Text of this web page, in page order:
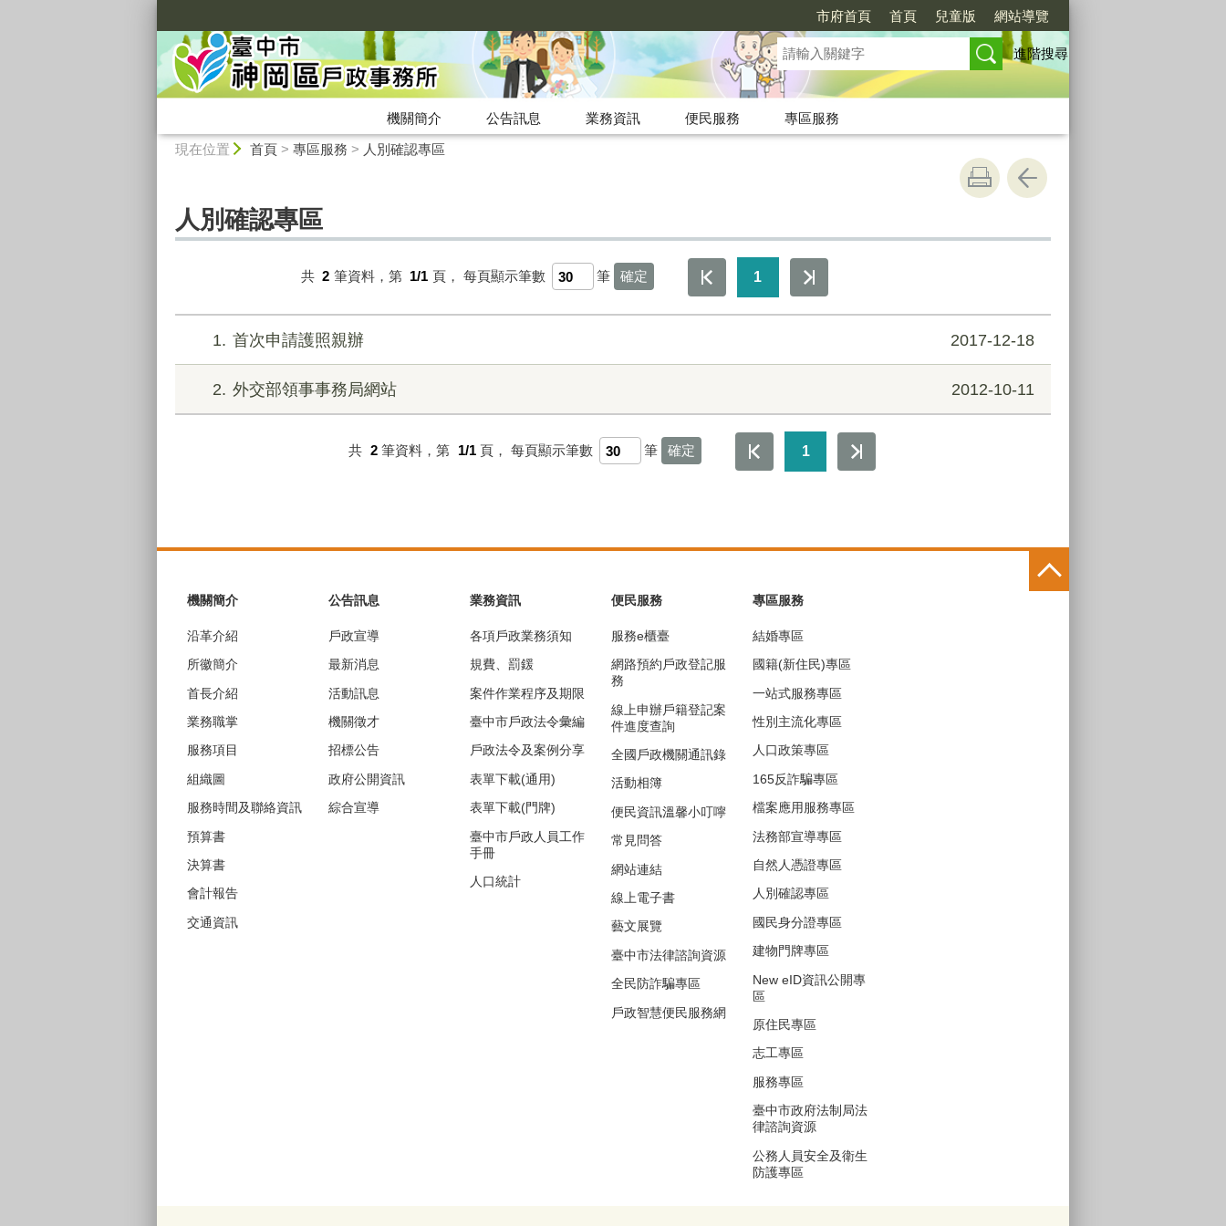
市府首頁 首頁 兒童版 網站導覽
進階搜尋
機關簡介 公告訊息 業務資訊 便民服務
專區服務
現在位置 首頁> 專區服務 > 人別確認專區
人別確認專區
共 2 筆資料，第 1/1 頁， 每頁顯示筆數 筆 1
1 首次申請護照親辦 2017-12-18
2 外交部領事事務局網站 2012-10-11
共 2 筆資料，第 1/1 頁， 每頁顯示筆數 筆 1
機關簡介
沿革介紹
所徽簡介
首長介紹
業務職掌
服務項目
組織圖
服務時間及聯絡資訊
預算書
決算書
會計報告
交通資訊
公告訊息
戶政宣導
最新消息
活動訊息
機關徵才
招標公告
政府公開資訊
綜合宣導
業務資訊
各項戶政業務須知
規費、罰鍰
案件作業程序及期限
臺中市戶政法令彙編
戶政法令及案例分享
表單下載(通用)
表單下載(門牌)
臺中市戶政人員工作
手冊
人口統計
便民服務
服務e櫃臺
網路預約戶政登記服
務
線上申辦戶籍登記案
件進度查詢
全國戶政機關通訊錄
活動相簿
便民資訊溫馨小叮嚀
常見問答
網站連結
線上電子書
藝文展覽
臺中市法律諮詢資源
全民防詐騙專區
戶政智慧便民服務網
專區服務
結婚專區
國籍(新住民)專區
一站式服務專區
性別主流化專區
人口政策專區
165反詐騙專區
檔案應用服務專區
法務部宣導專區
自然人憑證專區
人別確認專區
國民身分證專區
建物門牌專區
New eID資訊公開專
區
原住民專區
志工專區
服務專區
臺中市政府法制局法
律諮詢資源
公務人員安全及衛生
防護專區